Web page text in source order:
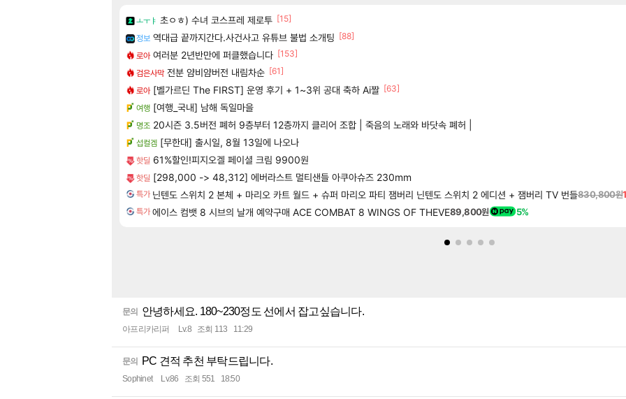
ㅗㅜㅑ 초ㅇㅎ) 수녀 코스프레 제로투 [15]
정보 역대급 끝까지간다.사건사고 유튜브 불법 소개팅 [88]
로아 여러분 2년반만에 퍼클했습니다 [153]
검은사막 전분 얌비얌버전 내림차순 [61]
로아 [벨가르딘 The FIRST] 운영 후기 + 1~3위 공대 축하 Ai짤 [63]
여행 [여행_국내] 남해 독일마을
명조 20시즌 3.5버전 폐허 9층부터 12층까지 클리어 조합 | 죽음의 노래와 바닷속 폐허 |
섭컬겜 [무한대] 출시일, 8월 13일에 나오나
핫딜 61%할인!피지오겔 페이셜 크림 9900원
핫딜 [298,000 -> 48,312] 에버라스트 멀티샌들 아쿠아슈즈 230mm
특가 닌텐도 스위치 2 본체 + 마리오 카트 월드 + 슈퍼 마리오 파티 잼버리 닌텐도 스위치 2 에디션 + 잼버리 TV 번들830,800원
특가 에이스 컴뱃 8 시브의 날개 예약구매 ACE COMBAT 8 WINGS OF THEVE89,800원 5%
문의 안녕하세요. 180~230정도 선에서 잡고싶습니다.
아프리카리퍼 Lv.8 조회 113 11:29
문의 PC 견적 추천 부탁드립니다.
Sophinet Lv.86 조회 551 18:50